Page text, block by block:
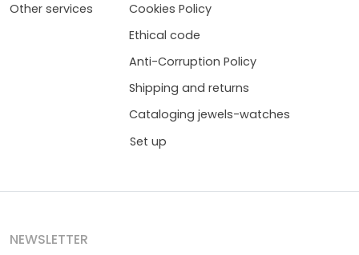
Other services
Cookies Policy
Ethical code
Anti-Corruption Policy
Shipping and returns
Cataloging jewels-watches
Set up
NEWSLETTER